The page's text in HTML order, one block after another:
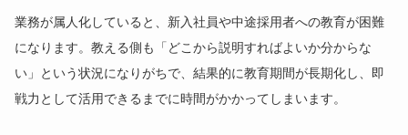
業務が属人化していると、新入社員や中途採用者への教育が困難
になります。教える側も「どこから説明すればよいか分からな
い」という状況になりがちで、結果的に教育期間が長期化し、即
戦力として活用できるまでに時間がかかってしまいます。